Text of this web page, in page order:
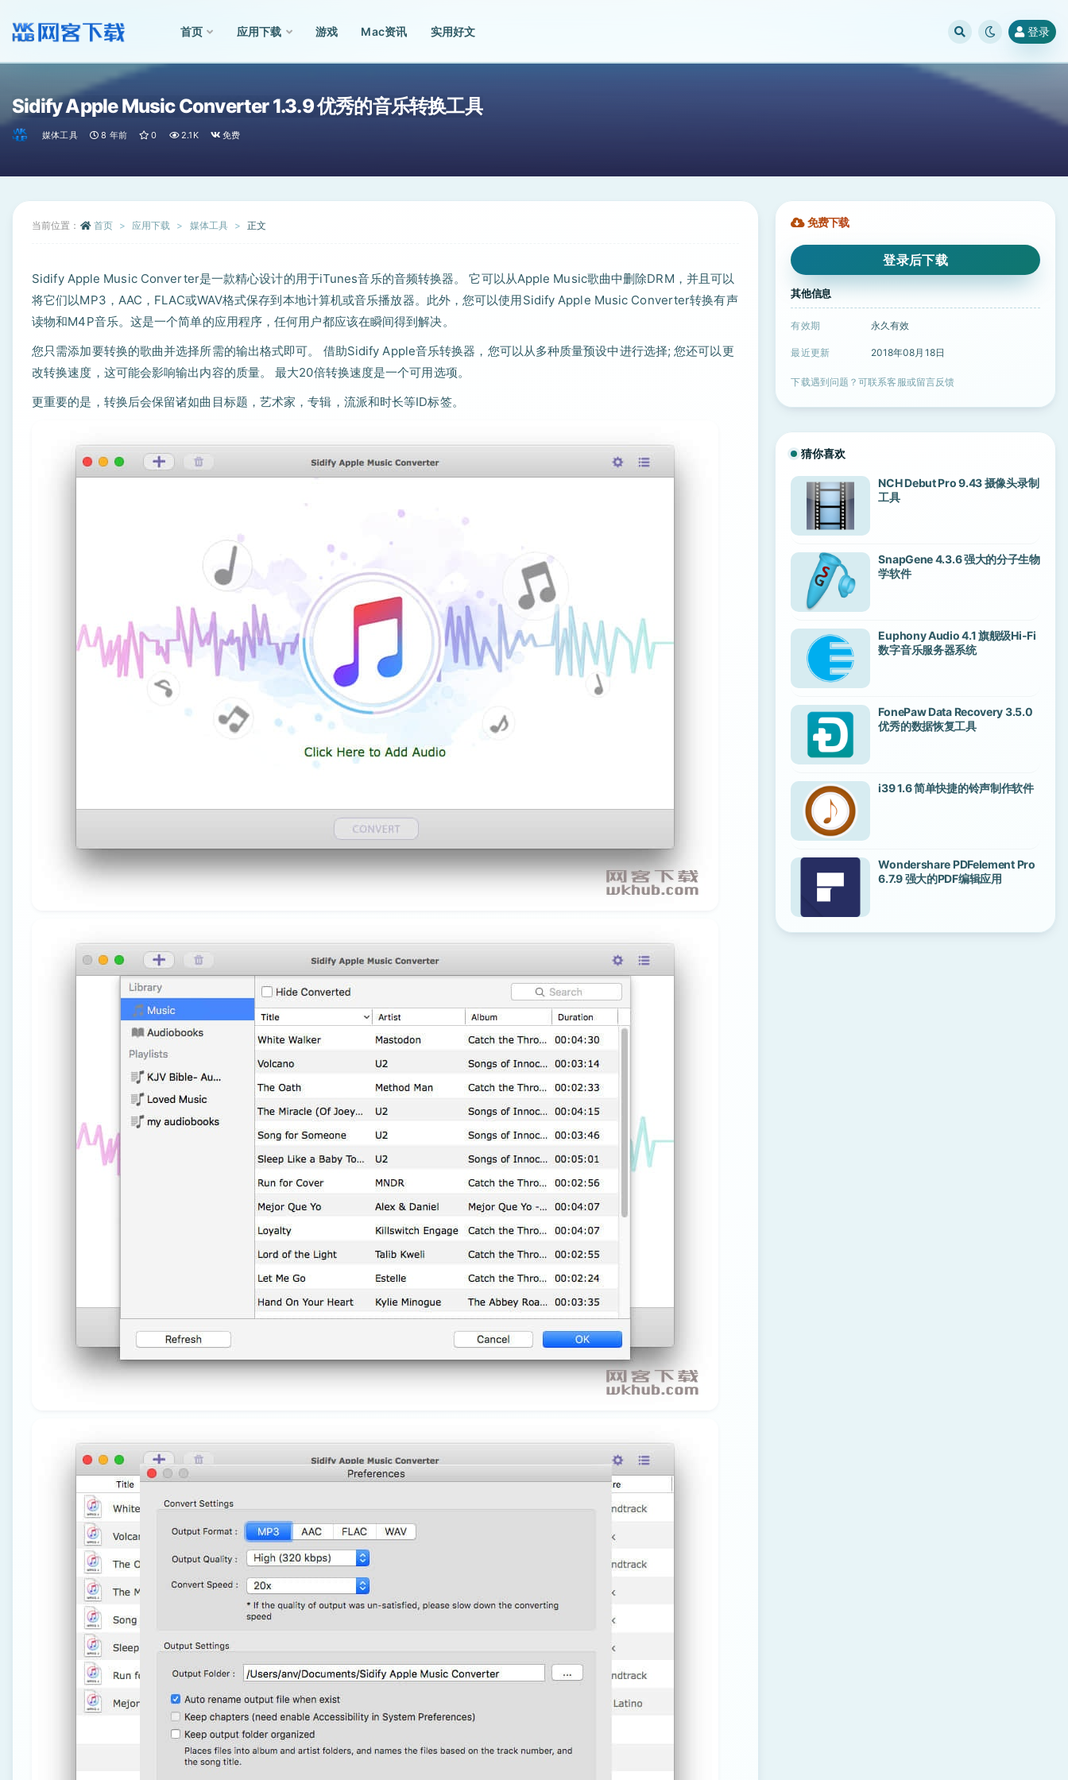
首页 应用下载 游戏 Mac资讯 实用好文 登录
Sidify Apple Music Converter 1.3.9 优秀的音乐转换工具
媒体工具 8 年前 0 2.1K 免费
当前位置： 首页 应用下载 媒体工具 正文
Sidify Apple Music Converter是一款精心设计的用于iTunes音乐的音频转换器。 它可以从Apple Music歌曲中删除DRM，并且可以
将它们以MP3，AAC，FLAC或WAV格式保存到本地计算机或音乐播放器。此外，您可以使用Sidify Apple Music Converter转换有声
读物和M4P音乐。这是一个简单的应用程序，任何用户都应该在瞬间得到解决。
您只需添加要转换的歌曲并选择所需的输出格式即可。 借助Sidify Apple音乐转换器，您可以从多种质量预设中进行选择; 您还可以更
改转换速度，这可能会影响输出内容的质量。 最大20倍转换速度是一个可用选项。
更重要的是，转换后会保留诸如曲目标题，艺术家，专辑，流派和时长等ID标签。
免费下载
登录后下载
其他信息
有效期 永久有效
最近更新 2018年08月18日
下载遇到问题？可联系客服或留言反馈
猜你喜欢
NCH Debut Pro 9.43 摄像头录制
工具
SnapGene 4.3.6 强大的分子生物
学软件
Euphony Audio 4.1 旗舰级Hi-Fi
数字音乐服务器系统
FonePaw Data Recovery 3.5.0
优秀的数据恢复工具
i39 1.6 简单快捷的铃声制作软件
Wondershare PDFelement Pro
6.7.9 强大的PDF编辑应用